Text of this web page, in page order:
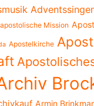
Mission
Apostelkirche
Armin